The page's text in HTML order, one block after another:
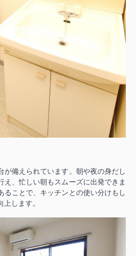
が備えられています。朝や夜の身だし
え、忙しい朝もスムーズに出発できま
ることで、キッチンとの使い分けもし
します。